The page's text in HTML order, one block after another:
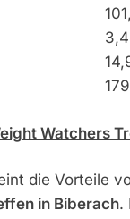
Watchers
die Vorteile
in Biberach.